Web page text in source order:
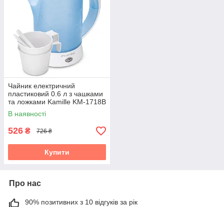
Чайник електричний
пластиковий 0.6 л з чашками
та ложками Kamille KM-1718B
В наявності
526 ₴ 726 ₴
Купити
Про нас
90% позитивних з 10 відгуків за рік